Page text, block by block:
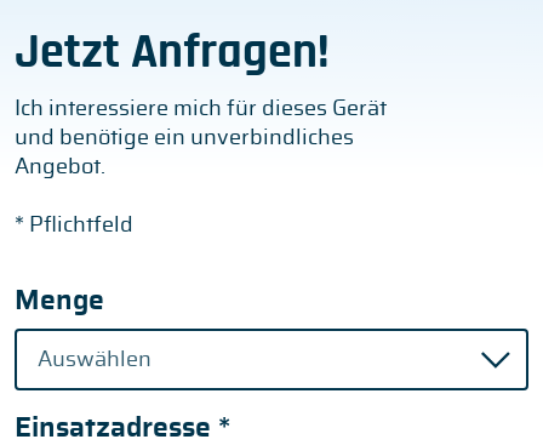
Jetzt Anfragen!
Ich interessiere mich für dieses Gerät
und benötige ein unverbindliches
Angebot.
* Pflichtfeld
Menge
Einsatzadresse *